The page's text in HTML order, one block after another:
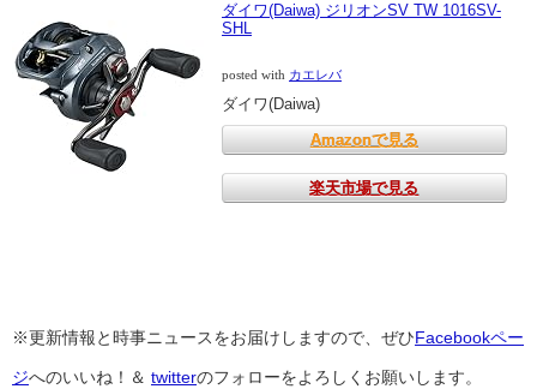
ダイワ(Daiwa) ジリオンSV TW 1016SV-
SHL
posted with カエレバ
ダイワ(Daiwa)
Amazonで見る
楽天市場で見る
※更新情報と時事ニュースをお届けしますので、ぜひFacebookペー
ジへのいいね！＆ twitterのフォローをよろしくお願いします。